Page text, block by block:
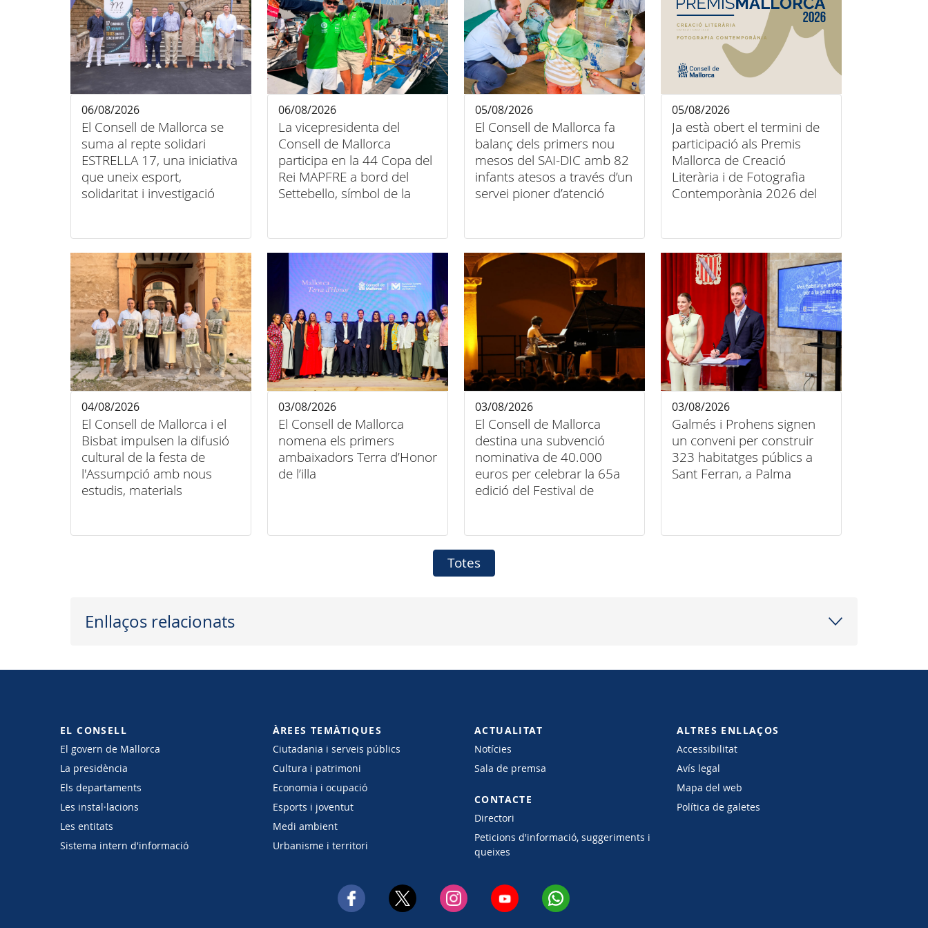
El Consell de Mallorca se
suma al repte solidari
ESTRELLA 17, una iniciativa
que uneix esport,
solidaritat i investigació
06/08/2026
La vicepresidenta del
Consell de Mallorca
participa en la 44 Copa del
Rei MAPFRE a bord del
Settebello, símbol de la
06/08/2026
El Consell de Mallorca fa
balanç dels primers nou
mesos del SAI-DIC amb 82
infants atesos a través d’un
servei pioner d’atenció
05/08/2026
Ja està obert el termini de
participació als Premis
Mallorca de Creació
Literària i de Fotografia
Contemporània 2026 del
05/08/2026
El Consell de Mallorca i el
Bisbat impulsen la difusió
cultural de la festa de
l'Assumpció amb nous
estudis, materials
04/08/2026
El Consell de Mallorca
nomena els primers
ambaixadors Terra d’Honor
de l’illa
03/08/2026
El Consell de Mallorca
destina una subvenció
nominativa de 40.000
euros per celebrar la 65a
edició del Festival de
03/08/2026
Galmés i Prohens signen
un conveni per construir
323 habitatges públics a
Sant Ferran, a Palma
03/08/2026
Totes
Enllaços relacionats
EL CONSELL
El govern de Mallorca
La presidència
Els departaments
Les instal·lacions
Les entitats
Sistema intern d'informació
ÀREES TEMÀTIQUES
Ciutadania i serveis públics
Cultura i patrimoni
Economia i ocupació
Esports i joventut
Medi ambient
Urbanisme i territori
ACTUALITAT
Notícies
Sala de premsa
CONTACTE
Directori
Peticions d'informació, suggeriments i
queixes
ALTRES ENLLAÇOS
Accessibilitat
Avís legal
Mapa del web
Política de galetes